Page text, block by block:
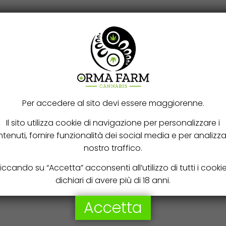
Sort by: Ordina in base al più
Per accedere al sito devi essere maggiorenne.
Il sito utilizza cookie di navigazione per personalizzare i
fornire funzionalità dei social media e per
nostro traffico.
su “Accetta” acconsenti all’utilizzo di tutti i
dichiari di avere più di 18 anni.
Accetta